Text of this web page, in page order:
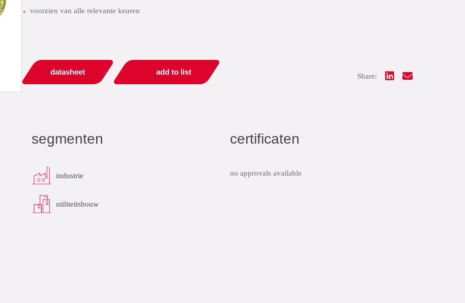
voorzien van alle relevante keuren
datasheet add to list Share:
segmenten
industrie
utiliteitsbouw
certificaten
no approvals available